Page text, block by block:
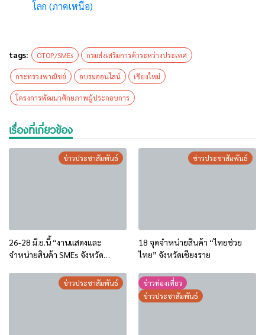
โลก (ภาคเหนือ)
tags: OTOP/SMEs กรมส่งเสริมการค้าระหว่างประเทศ
กระทรวงพาณิชย์ อบรมออนไลน์ เชียงใหม่
โครงการพัฒนาศักยภาพผู้ประกอบการ
เรื่องที่เกี่ยวข้อง
ข่าวประชาสัมพันธ์
26-28 มิ.ย.นี้ “งานแสดงและ
จำหน่ายสินค้า SMEs จังหวัด
ชมสินค้าคุณภาพจากผู้ประกอบ
ข่าวประชาสัมพันธ์
18 จุดจำหน่ายสินค้า “ไทยช่วย
ไทย” จังหวัดเชียงราย
ข่าวประชาสัมพันธ์
ข่าวท่องเที่ยว
ข่าวประชาสัมพันธ์